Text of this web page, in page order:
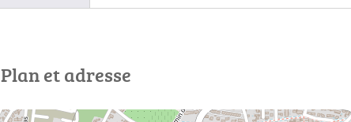
Plan et adresse